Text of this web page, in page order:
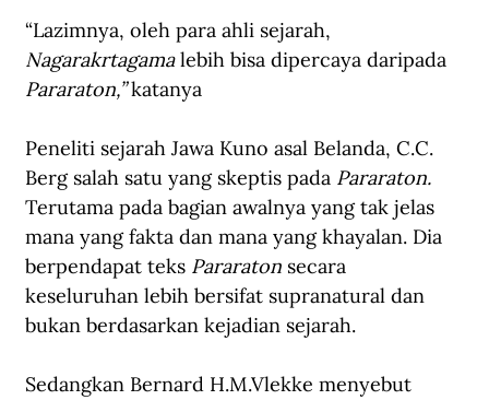
“Lazimnya, oleh para ahli sejarah,
Nagarakrtagama lebih bisa dipercaya daripada
Pararaton,” katanya
Peneliti sejarah Jawa Kuno asal Belanda, C.C.
Berg salah satu yang skeptis pada Pararaton.
Terutama pada bagian awalnya yang tak jelas
mana yang fakta dan mana yang khayalan. Dia
berpendapat teks Pararaton secara
keseluruhan lebih bersifat supranatural dan
bukan berdasarkan kejadian sejarah.
Sedangkan Bernard H.M.Vlekke menyebut